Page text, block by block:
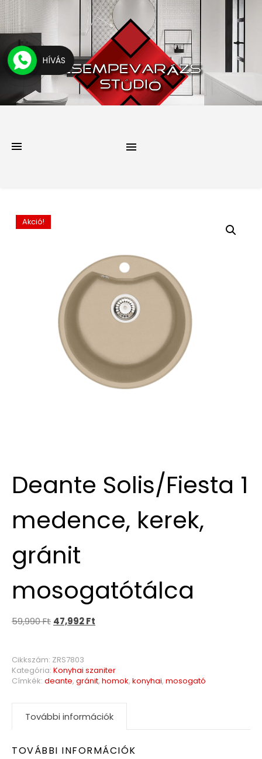
Akció!
Deante Solis/Fiesta 1
medence, kerek,
gránit
mosogatótálca
59,990Ft 47,992Ft
Cikkszám: ZRS7803
Kategória: Konyhai szaniter
Címkék: deante, gránit, homok, konyhai, mosogató
További információk
TOVÁBBI INFORMÁCIÓK
HÍVÁS